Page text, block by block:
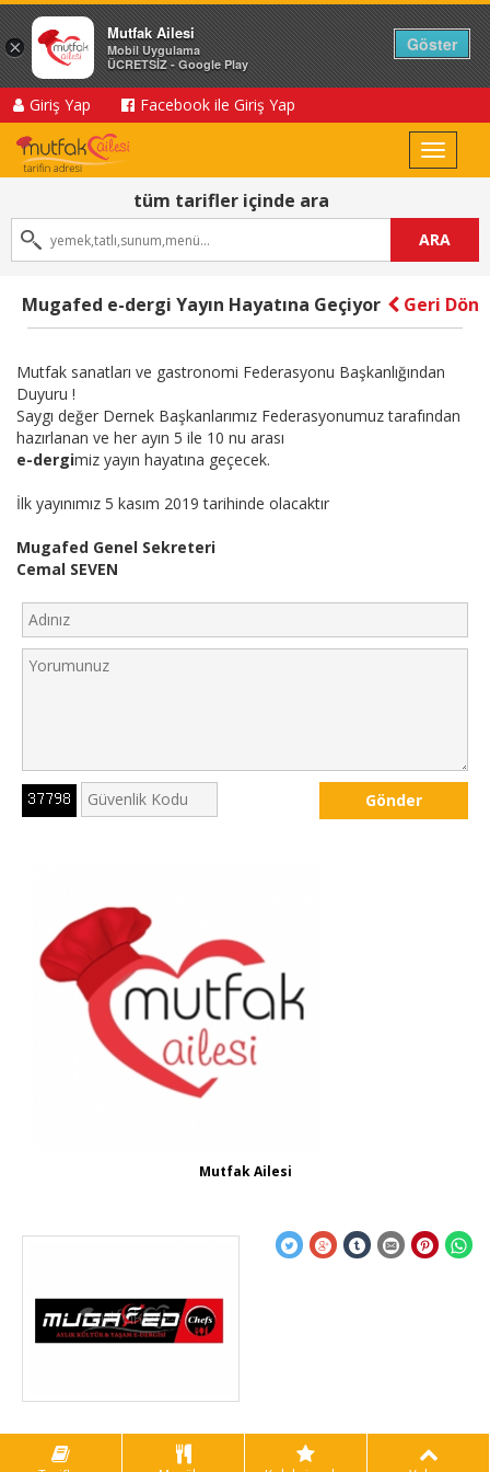
Giriş Yap Facebook ile Giriş Yap
Toggle
tüm tarifler içinde ara
ARA
Mugafed e-dergi Yayın Hayatına Geçiyor Geri Dön
Mutfak sanatları ve gastronomi Federasyonu Başkanlığından
Duyuru !
Saygı değer Dernek Başkanlarımız Federasyonumuz tarafından
hazırlanan ve her ayın 5 ile 10 nu arası
e-dergimiz yayın hayatına geçecek.
İlk yayınımız 5 kasım 2019 tarihinde olacaktır
Mugafed Genel Sekreteri
Cemal SEVEN
Gönder
Mutfak Ailesi
×
Mutfak Ailesi
Mobil Uygulama
ÜCRETSİZ - Google Play
Göster